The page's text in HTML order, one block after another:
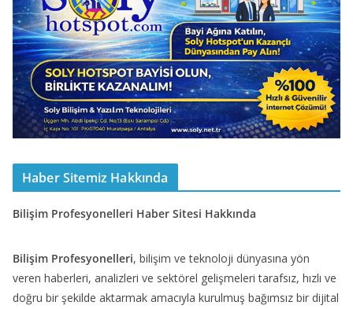
Haber Sitemiz Hakkında
Bilişim Profesyonelleri Haber Sitesi Hakkında
Bilişim Profesyonelleri, bilişim ve teknoloji dünyasına yön
veren haberleri, analizleri ve sektörel gelişmeleri tarafsız, hızlı ve
doğru bir şekilde aktarmak amacıyla kurulmuş bağımsız bir dijital